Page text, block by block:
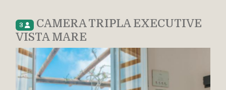
3
CAMERA TRIPLA EXECUTIVE
VISTA MARE